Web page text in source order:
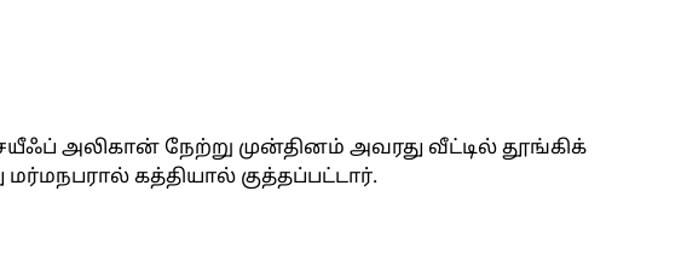
சயீஃப் அலிகான் நேற்று முன்தினம் அவரது வீட்டில் தூங்கிக்
கத்தியால் குத்தப்பட்டார்.